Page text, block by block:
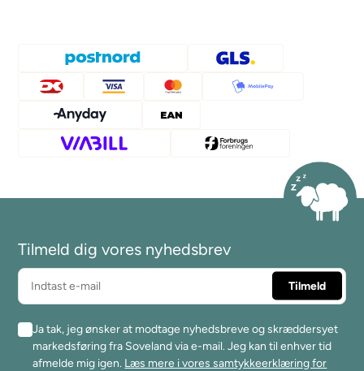
Tilmeld dig vores nyhedsbrev
Ja tak, jeg ønsker at modtage nyhedsbreve og skræddersyet
markedsføring fra Soveland via e-mail. Jeg kan til enhver tid
afmelde mig igen. Læs mere i vores samtykkeerklæring for